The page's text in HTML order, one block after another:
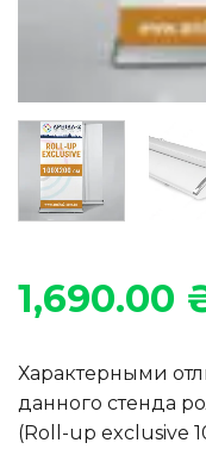
1,690.00
Характерными
данного стенда
(Roll-up exclusive